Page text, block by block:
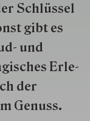
Schlüs­sel
gibt es
und
Er­le­
der
Genuss.